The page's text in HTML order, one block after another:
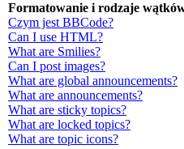
Formatowanie i rodzaje
Czym jest BBCode?
Can I use HTML?
What are Smilies?
Can I post images?
What are global announcements?
What are announcements?
What are sticky topics?
What are locked topics?
What are topic icons?